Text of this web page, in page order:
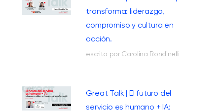
transforma: liderazgo,
compromiso y cultura en
acción.
escrito por Carolina Rondinelli
Great Talk | El futuro del
servicio es humano + IA: